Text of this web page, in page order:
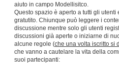
aiuto in campo Modellisitco.
Questo spazio è aperto a tutti gli utenti
gratutito. Chiunque può leggere i
discussione mentre solo gli utenti
discussioni già aperte o iniziarne di
alcune regole (che una volta iscritto si
che vanno a cautelare la vita della
suoi partecipanti: